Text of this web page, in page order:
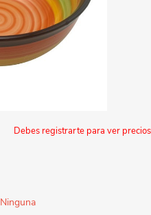
Debes registrarte para ver precios
Ninguna